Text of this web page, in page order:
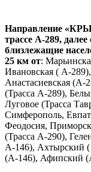
Направление
трассе А-289,
близлежащие
25 км от:
Ивановская ( А-
Анастасиевская
(Трасса А-289),
Луговое (Трасса
Симферополь,
Феодосия,
(Трасса А-290),
А-146), Ахтырский
(А-146), Афипский